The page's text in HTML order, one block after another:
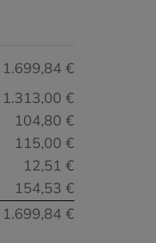
1.699,84 €
1.313,00 €
104,80 €
115,00 €
12,51 €
154,53 €
1.699,84 €